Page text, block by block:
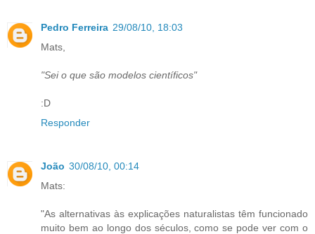
Pedro Ferreira 29/08/10, 18:03
Mats,
"Sei o que são modelos científicos"
:D
Responder
João 30/08/10, 00:14
Mats:
"As alternativas às explicações naturalistas têm funcionado
muito bem ao longo dos séculos, como se pode ver com o